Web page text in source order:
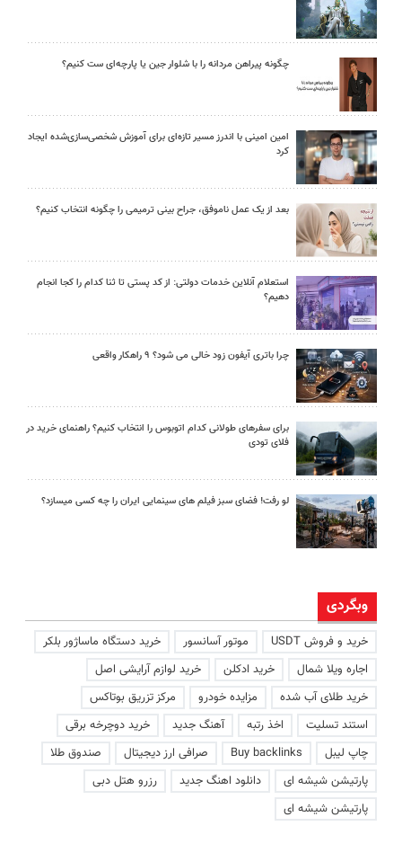
چگونه پیراهن مردانه را با شلوار جین یا پارچه‌ای ست کنیم؟
امین امینی با اندرز مسیر تازه‌ای برای آموزش شخصی‌سازی‌شده ایجاد
کرد
بعد از یک عمل ناموفق، جراح بینی ترمیمی را چگونه انتخاب کنیم؟
استعلام آنلاین خدمات دولتی: از کد پستی تا ثنا کدام را کجا انجام
دهیم؟
چرا باتری آیفون زود خالی می شود؟ ۹ راهکار واقعی
برای سفرهای طولانی کدام اتوبوس را انتخاب کنیم؟ راهنمای خرید در
فلای تودی
لو رفت! فضای سبز فیلم های سینمایی ایران را چه کسی میسازد؟
وبگردی
خرید و فروش USDT موتور آسانسور
خرید دستگاه ماساژور بلکر
اجاره ویلا شمال
خرید ادکلن
خرید لوازم آرایشی اصل
خرید طلای آب شده
مزایده خودرو
مرکز تزریق بوتاکس
استند تسلیت
اخذ رتبه آهنگ جدید
خرید دوچرخه برقی
چاپ لیبل
Buy backlinks صرافی ارز دیجیتال
صندوق طلا
پارتیشن شیشه ای
دانلود اهنگ جدید
رزرو هتل دبی
پارتیشن شیشه ای